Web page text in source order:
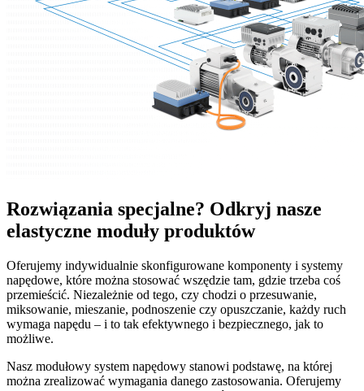
Rozwiązania specjalne? Odkryj nasze
elastyczne moduły produktów
Oferujemy indywidualnie skonfigurowane komponenty i systemy
napędowe, które można stosować wszędzie tam, gdzie trzeba coś
przemieścić. Niezależnie od tego, czy chodzi o przesuwanie,
miksowanie, mieszanie, podnoszenie czy opuszczanie, każdy ruch
wymaga napędu – i to tak efektywnego i bezpiecznego, jak to
możliwe.
Nasz modułowy system napędowy stanowi podstawę, na której
można zrealizować wymagania danego zastosowania. Oferujemy